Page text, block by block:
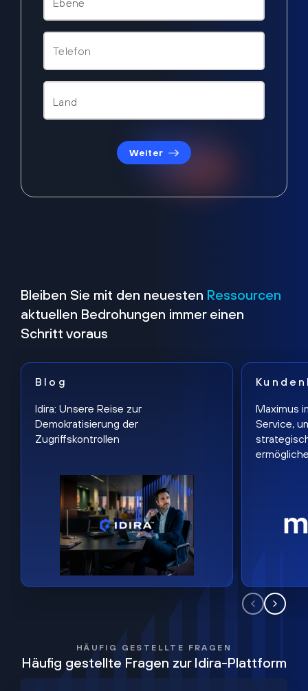
Weiter
Bleiben Sie mit den neuesten Ressourcen
aktuellen Bedrohungen immer einen
Schritt voraus
Blog
Idira: Unsere Reise zur
Demokratisierung der
Zugriffskontrollen
Maximus
Service,
HÄUFIG GESTELLTE FRAGEN
Häufig gestellte Fragen zur Idira-Plattform